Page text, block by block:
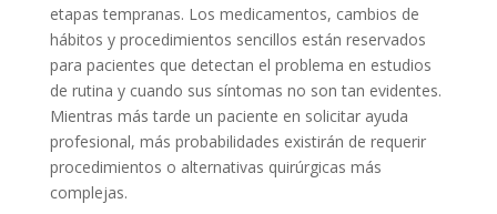
etapas tempranas. Los medicamentos, cambios de
hábitos y procedimientos sencillos están reservados
para pacientes que detectan el problema en estudios
de rutina y cuando sus síntomas no son tan evidentes.
Mientras más tarde un paciente en solicitar ayuda
profesional, más probabilidades existirán de requerir
procedimientos o alternativas quirúrgicas más
complejas.